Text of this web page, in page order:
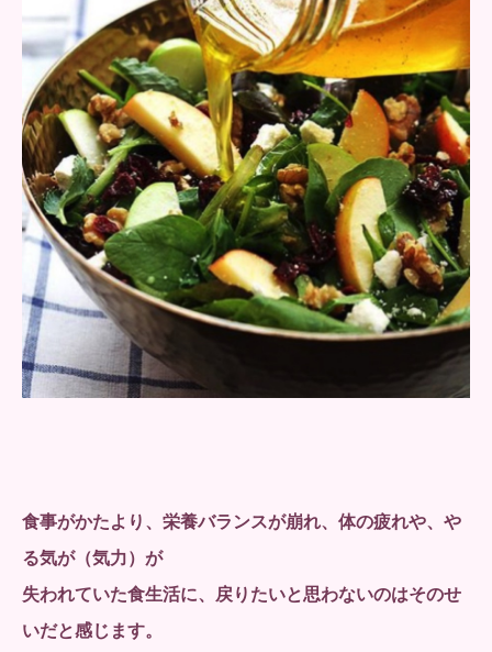
食事がかたより、栄養バランスが崩れ、体の疲れや、や
る気が（気力）が
失われていた食生活に、戻りたいと思わないのはそのせ
いだと感じます。